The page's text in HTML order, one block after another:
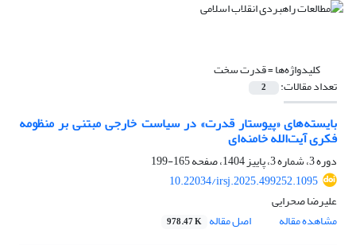
کلیدواژه‌ها =قدرت سخت
تعداد مقالات: 2
بایسته‌های «پیوستار قدرت» در سیاست خارجی مبتنی بر منظومه
فکری آیت‌الله خامنه‌ای
دوره 3، شماره 3، پاییز 1404، صفحه
165-199
10.22034/irsj.2025.499252.1095
علیرضا صحرایی
مشاهده مقاله
اصل مقاله 978.47 K